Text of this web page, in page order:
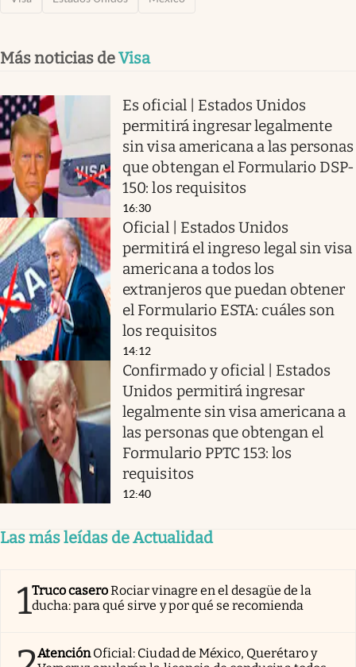
Más noticias deVisa
Es oficial | Estados Unidos
permitirá ingresar legalmente
sin visa americana a las personas
que obtengan el Formulario DSP-
150: los requisitos
16:30
Oficial | Estados Unidos
permitirá el ingreso legal sin visa
americana a todos los
extranjeros que puedan obtener
el Formulario ESTA: cuáles son
los requisitos
14:12
Confirmado y oficial | Estados
Unidos permitirá ingresar
legalmente sin visa americana a
las personas que obtengan el
Formulario PPTC 153: los
requisitos
12:40
Las más leídas de Actualidad
1Truco caseroRociar vinagre en el desagüe de la
ducha: para qué sirve y por qué se recomienda
AtenciónOficial: Ciudad de México, Querétaro y